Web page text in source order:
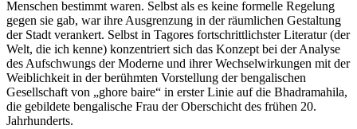
Menschen bestimmt waren. Selbst als es keine formelle Regelung
gegen sie gab, war ihre Ausgrenzung in der räumlichen Gestaltung
der Stadt verankert. Selbst in Tagores fortschrittlichster Literatur (der
Welt, die ich kenne) konzentriert sich das Konzept bei der Analyse
des Aufschwungs der Moderne und ihrer Wechselwirkungen mit der
Weiblichkeit in der berühmten Vorstellung der bengalischen
Gesellschaft von „ghore baire“ in erster Linie auf die Bhadramahila,
die gebildete bengalische Frau der Oberschicht des frühen 20.
Jahrhunderts.